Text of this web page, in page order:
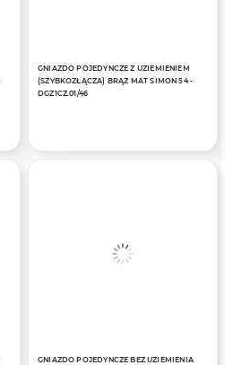
GNIAZDO POJEDYNCZE Z UZIEMIENIEM
(SZYBKOZŁĄCZA) BRĄZ MAT SIMON 54 -
DGZ1CZ.01/46
GNIAZDO POJEDYNCZE BEZ UZIEMIENIA